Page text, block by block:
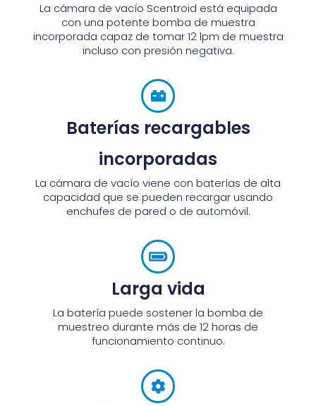
La cámara de vacío Scentroid está equipada
con una potente bomba de muestra
incorporada capaz de tomar 12 lpm de muestra
incluso con presión negativa.
Baterías recargables
incorporadas
La cámara de vacío viene con baterías de alta
capacidad que se pueden recargar usando
enchufes de pared o de automóvil.
Larga vida
La batería puede sostener la bomba de
muestreo durante más de 12 horas de
funcionamiento continuo.